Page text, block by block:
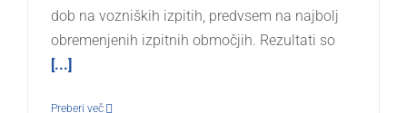
dob na vozniških izpitih, predvsem na najbolj
obremenjenih izpitnih območjih. Rezultati so
[...]
Preberi več